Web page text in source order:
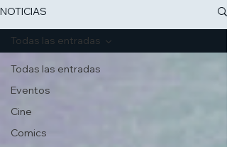
NOTICIAS
Todas las entradas
Eventos
Cine
Comics
Todas las entradas